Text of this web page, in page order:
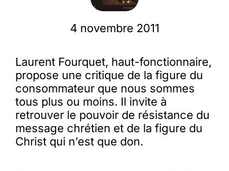
Nous soutenir
La revue Responsables
4 novembre 2011
Laurent Fourquet, haut-fonctionnaire,
propose une critique de la figure du
consommateur que nous sommes
tous plus ou moins. Il invite à
retrouver le pouvoir de résistance du
message chrétien et de la figure du
Christ qui n’est que don.